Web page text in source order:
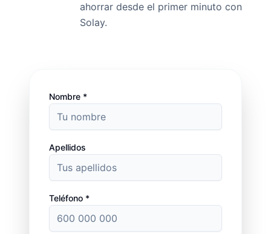
ahorrar desde el primer minuto con
Solay.
Nombre *
Apellidos
Teléfono *